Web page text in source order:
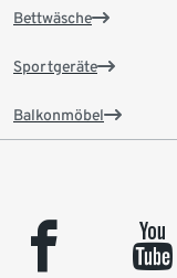
Bettwäsche
Sportgeräte
Balkonmöbel
facebook youtube